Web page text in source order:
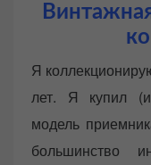
Я
лет. Я купил (и
модель
большинство